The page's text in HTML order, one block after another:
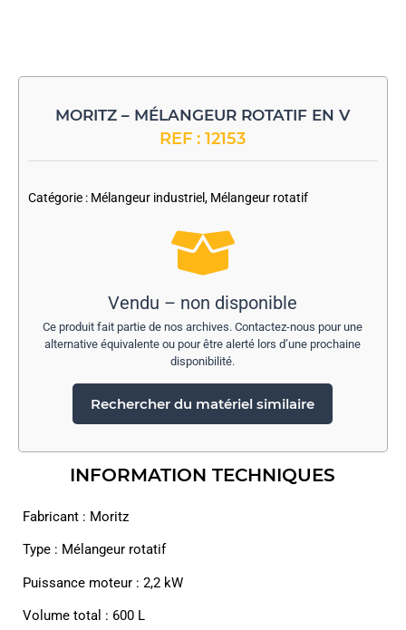
MORITZ – MÉLANGEUR ROTATIF EN V
REF : 12153
-
Catégorie : Mélangeur industriel, Mélangeur rotatif
Vendu – non disponible
Ce produit fait partie de nos archives. Contactez-nous pour une
alternative équivalente ou pour être alerté lors d’une prochaine
disponibilité.
Rechercher du matériel similaire
INFORMATION TECHNIQUES
Fabricant : Moritz
Type : Mélangeur rotatif
Puissance moteur : 2,2 kW
Volume total : 600 L